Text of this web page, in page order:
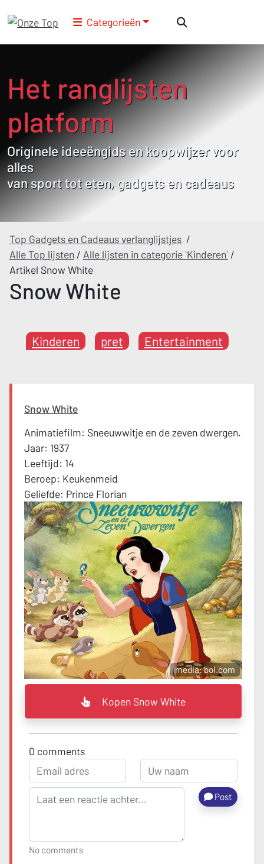
Categorieën
Het ranglijsten
platform
Originele ideeëngids en koopwijzer voor
alles
van sport tot eten, gadgets en cadeaus
Top Gadgets en Cadeaus verlanglijstjes /
Alle Top lijsten / Alle lijsten in categorie `Kinderen` /
Artikel Snow White
Snow White
Kinderen pret Entertainment
Snow White
Animatiefilm: Sneeuwwitje en de zeven dwergen.
Jaar: 1937
Leeftijd: 14
Beroep: Keukenmeid
Geliefde: Prince Florian
media: bol.com
Kopen Snow White
0 comments
Post
No comments